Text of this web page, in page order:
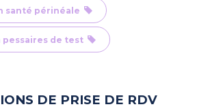
santé périnéale
pessaires de test
DE PRISE DE RDV